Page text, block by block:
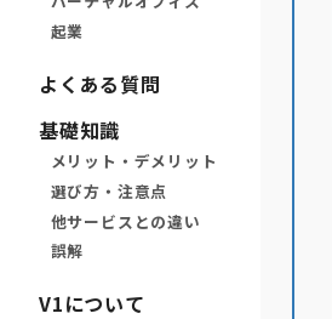
起業
よくある質問
基礎知識
メリット・デメリット
選び方・注意点
他サービスとの違い
誤解
V1について